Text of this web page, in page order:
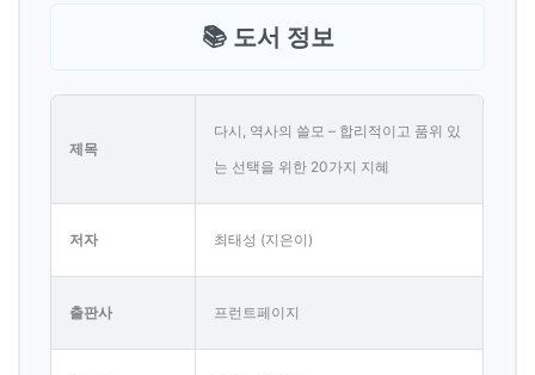
📚 도서 정보
제목
다시, 역사의 쓸모 – 합리적이고 품위 있
는 선택을 위한 20가지 지혜
저자 최태성 (지은이)
출판사 프런트페이지